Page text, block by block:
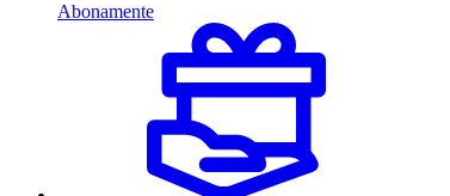
Abonamente